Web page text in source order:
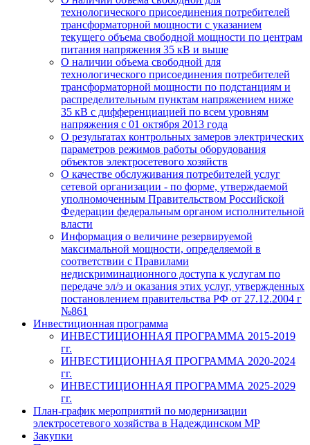
технологического присоединения потребителей
трансформаторной мощности с указанием
текущего объема свободной мощности по центрам
питания напряжения 35 кВ и выше
О наличии объема свободной для
технологического присоединения потребителей
трансформаторной мощности по подстанциям и
распределительным пунктам напряжением ниже
35 кВ с дифференциацией по всем уровням
напряжения с 01 октября 2013 года
О результатах контрольных замеров электрических
параметров режимов работы оборудования
объектов электросетевого хозяйств
О качестве обслуживания потребителей услуг
сетевой организации - по форме, утверждаемой
уполномоченным Правительством Российской
Федерации федеральным органом исполнительной
власти
Информация о величине резервируемой
максимальной мощности, определяемой в
соответствии с Правилами
недискриминационного доступа к услугам по
передаче эл/э и оказания этих услуг, утвержденных
постановлением правительства РФ от 27.12.2004 г
№861
Инвестиционная программа
ИНВЕСТИЦИОННАЯ ПРОГРАММА 2015-2019
гг.
ИНВЕСТИЦИОННАЯ ПРОГРАММА 2020-2024
гг.
ИНВЕСТИЦИОННАЯ ПРОГРАММА 2025-2029
гг.
План-график мероприятий по модернизации
электросетевого хозяйства в Надеждинском МР
Закупки